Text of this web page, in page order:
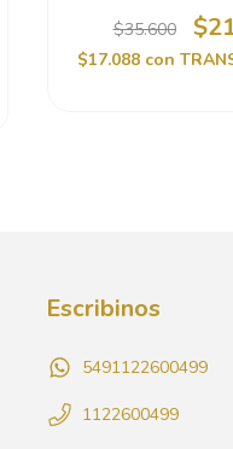
$35.600
$17.088 con
Escribinos
5491122600499
1122600499